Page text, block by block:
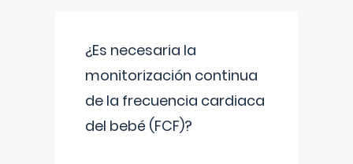
¿Es necesaria la
monitorización continua
de la frecuencia cardiaca
del bebé (FCF)?